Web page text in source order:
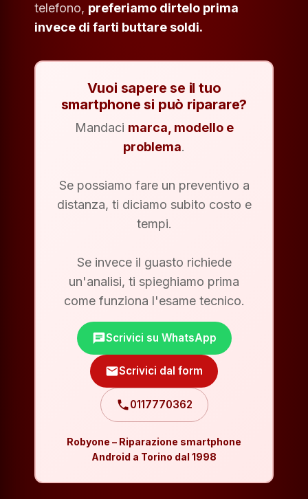
telefono, preferiamo dirtelo prima
invece di farti buttare soldi.
Vuoi sapere se il tuo
smartphone si può riparare?
Mandaci marca, modello e
problema.
Se possiamo fare un preventivo a
distanza, ti diciamo subito costo e
tempi.
Se invece il guasto richiede
un'analisi, ti spieghiamo prima
come funziona l'esame tecnico.
chatScrivici su WhatsApp
mailScrivici dal form
phone0117770362
Robyone – Riparazione smartphone
Android a Torino dal 1998